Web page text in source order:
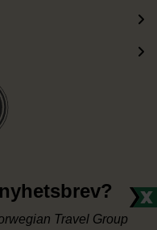
Travel Group